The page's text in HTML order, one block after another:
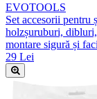
EVOTOOLS
Set accesorii pentru
holzșuruburi,
montare sigură și
29 Lei